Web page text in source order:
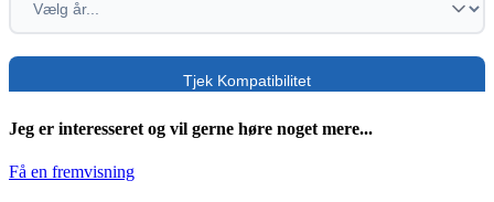
Jeg er interesseret og vil gerne høre noget mere...
Få en fremvisning